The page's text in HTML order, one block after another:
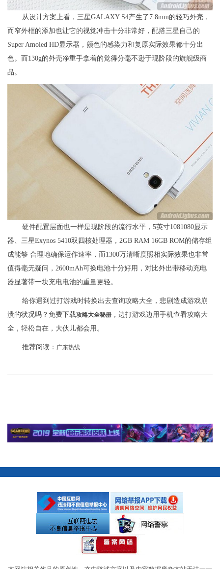
从设计方案上看，三星GALAXY S4产生了7.8mm的轻巧外壳，
而窄外框的添加也让它的视觉冲击十分非常好，配搭三星自己的
Super Amoled HD显示器，颜色的感染力和复原实际效果都十分出
色。而130g的外壳净重手拿着的觉得分毫不逊于现阶段的旗舰级商
品。
硬件配置层面也一样是现阶段的流行水平，5英寸1081080显示
器、三星Exynos 5410双四核处理器，2GB RAM 16GB ROM的储存组
成能够 合理地确保运作速率，而1300万清晰度照相实际效果也非常
值得毫无疑问，2600mAh可换电池十分好用，对比外出带移动充电
器显著带一块充电电池的重量更轻。
给你遇到过打游戏时转换出去查询攻略大全，悲剧造成游戏崩
溃的状况吗？免费下载攻略大全秘册 ，边打游戏边用手机查看攻略大
全，轻松自在，大伙儿都会用。
推荐阅读： 广东热线